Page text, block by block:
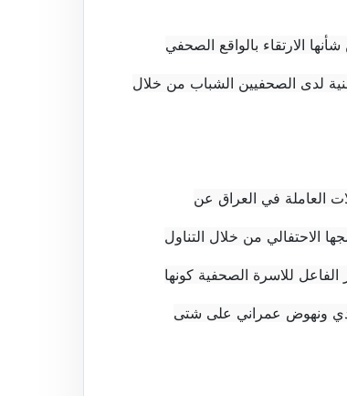
الارتقاء بالواقع الصحفي
لدى الصحفيين الشباب من خلال
العاملة في العراق عن
الاحتفالي من خلال التناول
الفاعل للاسرة الصحفية كونها
ونهوض عمراني على شتى